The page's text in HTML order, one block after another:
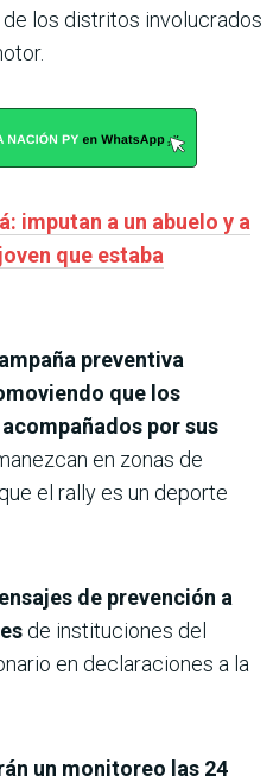
de los distritos involucrados
imputan a un abuelo y a
que estaba
preventiva
que los
por sus
en zonas de
el rally es un deporte
de prevención a
de instituciones del
en declaraciones a la
un monitoreo las 24